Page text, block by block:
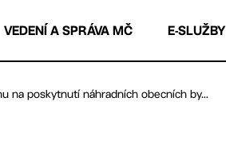
VEDENÍ A SPRÁVA MČ E-SLUŽBY
na poskytnutí náhradních obecních by...